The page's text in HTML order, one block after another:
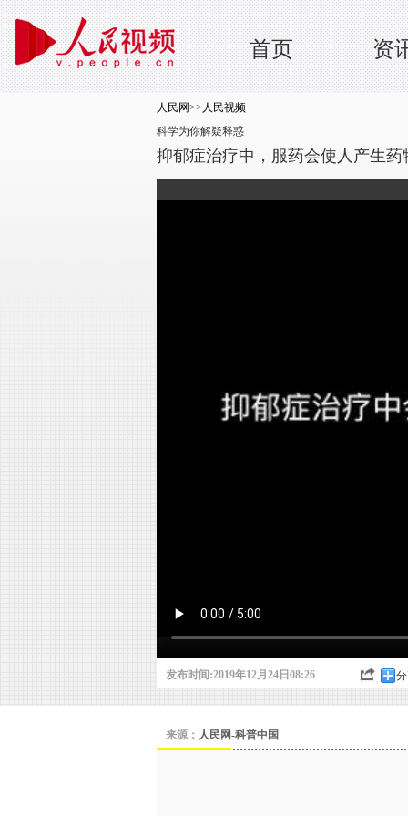
首页 资
人民网>> 人民视频
科学为你解疑释惑
抑郁症治疗中，服药会使人产生药
发布时间:2019年12月24日08:26
来源： 人民网-科普中国